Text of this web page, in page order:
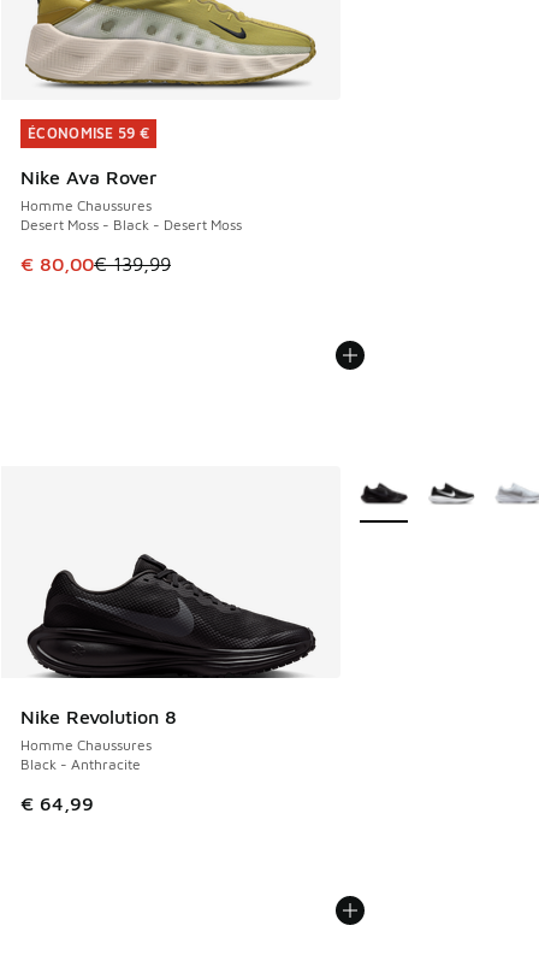
ÉCONOMISE 59 €
Nike Ava Rover
Homme Chaussures
Desert Moss - Black - Desert Moss
Cet article est en promotion. Prix en baisse de € 139,99 à
€ 80,00€ 139,99
ÉCONOMISE 59 €
Nike Revolution 8
Homme Chaussures
Black - Anthracite
€ 64,99
Plus de couleurs